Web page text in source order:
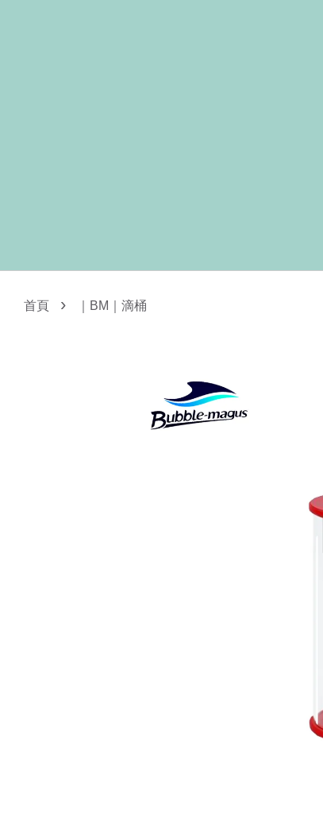
首頁 › ｜BM｜滴桶